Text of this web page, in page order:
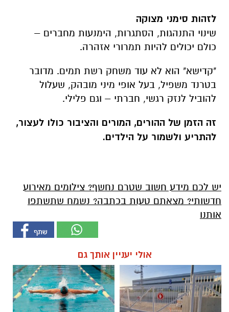
לזהות סימני מצוקה
שינוי התנהגות, הסתגרות, הימנעות מחברים –
כולם יכולים להיות תמרורי אזהרה.
"קדישא" הוא לא עוד משחק רשת תמים. מדובר
בטרנד משפיל, בעל אופי מיני מובהק, שעלול
להוביל לנזק רגשי, חברתי – וגם פלילי.
זה הזמן של ההורים, המורים והציבור כולו לעצור,
להתריע ולשמור על הילדים.
יש לכם מידע חשוב שטרם נחשף? צילומים מאירוע
חדשותי? מצאתם טעות בכתבה? נשמח שתשתפו
אותנו
אולי יעניין אותך גם